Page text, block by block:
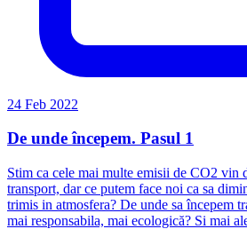
24 Feb 2022
De unde începem. Pasul 1
Stim ca cele mai multe emisii de CO2 vin
transport, dar ce putem face noi ca sa
trimis in atmosfera? De unde sa începem
mai responsabila, mai ecologică? Si mai